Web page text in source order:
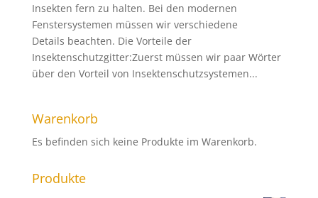
Insekten fern zu halten. Bei den modernen
Fenstersystemen müssen wir verschiedene
Details beachten. Die Vorteile der
Insektenschutzgitter:Zuerst müssen wir paar Wörter
über den Vorteil von Insektenschutzsystemen...
Warenkorb
Es befinden sich keine Produkte im Warenkorb.
Produkte